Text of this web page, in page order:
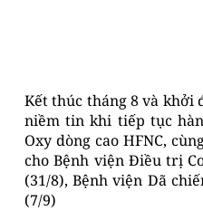
Kết thúc tháng 8 và khởi
niềm tin khi tiếp tục
Oxy dòng cao HFNC,
cho Bệnh viện Điều trị
(31/8), Bệnh viện Dã
(7/9)